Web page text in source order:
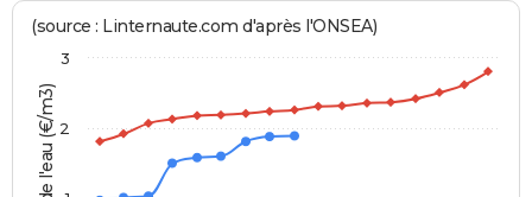
Tarif de l'eau (€/m3)
(source : Linternaute.com d'après l'ONSEA)
2
3